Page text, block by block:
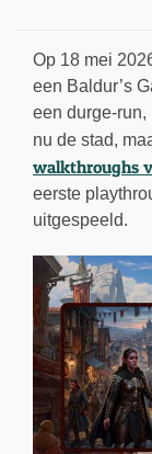
Op 18 mei
een Baldur’s
een durge-run,
nu de stad,
walkthroughs
eerste
uitgespeeld.